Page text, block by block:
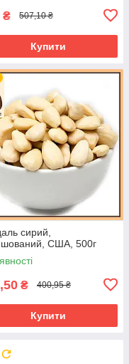
₴ 507,10 ₴
Купити
сирий,
США, 500г
₴ 400,95 ₴
Купити